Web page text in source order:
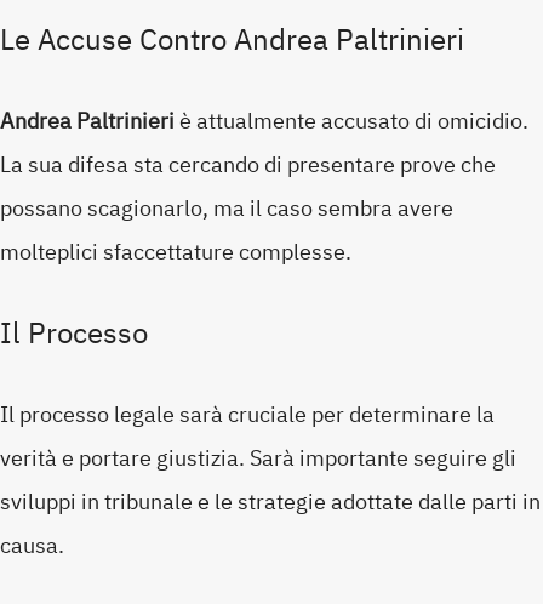
Le Accuse Contro Andrea Paltrinieri
Andrea Paltrinieriè attualmente accusato di omicidio.
La sua difesa sta cercando di presentare prove che
possano scagionarlo, ma il caso sembra avere
molteplici sfaccettature complesse.
Il Processo
Il processo legale sarà cruciale per determinare la
verità e portare giustizia. Sarà importante seguire gli
sviluppi in tribunale e le strategie adottate dalle parti in
causa.